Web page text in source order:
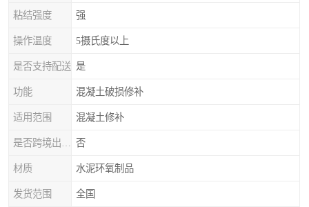
粘结强度 强
操作温度 5摄氏度以上
是否支持配送 是
功能 混凝土破损修补
适用范围 混凝土修补
否
材质 水泥环氧制品
发货范围 全国